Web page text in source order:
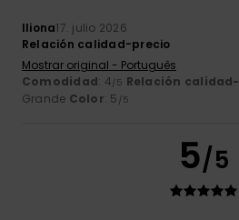
Iliona17. julio 2026
Relación calidad-precio
Mostrar original - Português
Comodidad: 4/5 Relación
Grande Color: 5 /5
5/5